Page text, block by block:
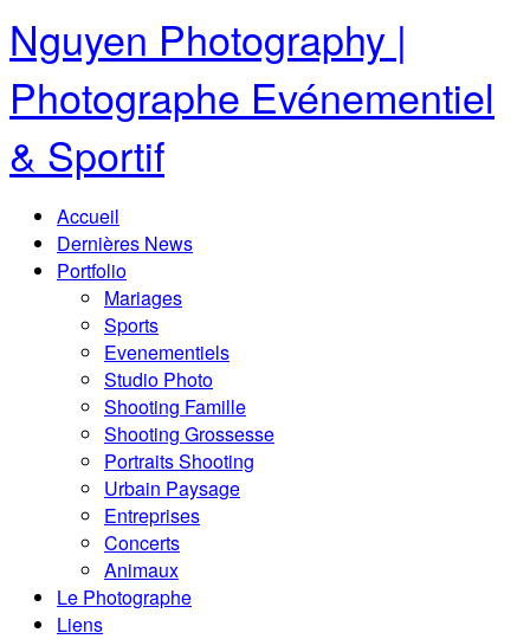
Nguyen Photography |
Photographe Evénementiel
& Sportif
Accueil
Dernières News
Portfolio
Mariages
Sports
Evenementiels
Studio Photo
Shooting Famille
Shooting Grossesse
Portraits Shooting
Urbain Paysage
Entreprises
Concerts
Animaux
Le Photographe
Liens